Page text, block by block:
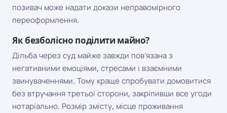
позивач може надати докази неправомірного
переоформлення.
Як безболісно поділити майно?
Дільба через суд майже завжди пов'язана з
негативними емоціями, стресами і взаємними
звинуваченнями. Тому краще спробувати домовитися
без втручання третьої сторони, закріпивши все угоди
нотаріально. Розмір змісту, місце проживання